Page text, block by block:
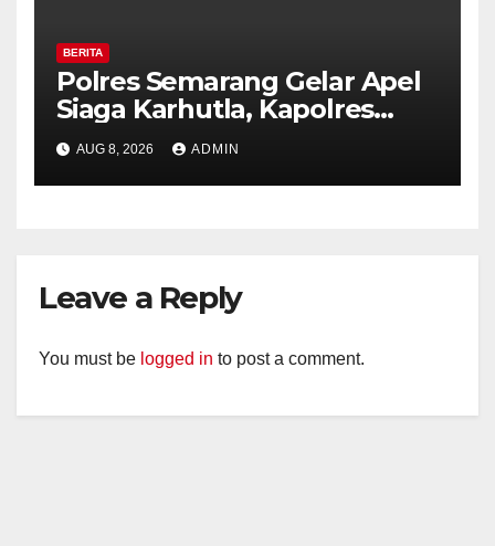
BERITA
Polres Semarang Gelar Apel
Siaga Karhutla, Kapolres
Tekankan Sinergi dan
Kesiapsiagaan Hadapi Musim
Kemarau.
AUG 8, 2026 ADMIN
Leave a Reply
You must be logged in to post a comment.